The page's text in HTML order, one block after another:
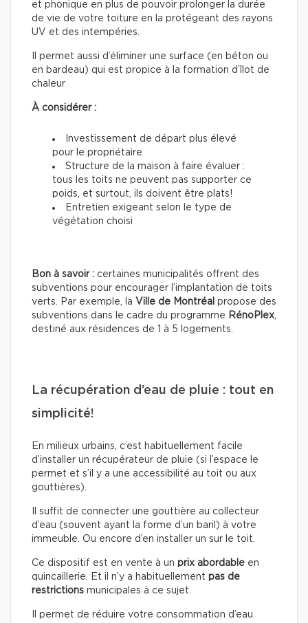
et phonique en plus de pouvoir prolonger la durée
de vie de votre toiture en la protégeant des rayons
UV et des intempéries.
Il permet aussi d’éliminer une surface (en béton ou
en bardeau) qui est propice à la formation d’îlot de
chaleur
À considérer :
Investissement de départ plus élevé
pour le propriétaire
Structure de la maison à faire évaluer :
tous les toits ne peuvent pas supporter ce
poids, et surtout, ils doivent être plats!
Entretien exigeant selon le type de
végétation choisi
Bon à savoir : certaines municipalités offrent des
subventions pour encourager l’implantation de toits
verts. Par exemple, la Ville de Montréal propose des
subventions dans le cadre du programme RénoPlex,
destiné aux résidences de 1 à 5 logements.
La récupération d’eau de pluie : tout en
simplicité!
En milieux urbains, c’est habituellement facile
d’installer un récupérateur de pluie (si l’espace le
permet et s’il y a une accessibilité au toit ou aux
gouttières).
Il suffit de connecter une gouttière au collecteur
d’eau (souvent ayant la forme d’un baril) à votre
immeuble. Ou encore d’en installer un sur le toit.
Ce dispositif est en vente à un prix abordable en
quincaillerie. Et il n’y a habituellement pas de
restrictions municipales à ce sujet.
Il permet de réduire votre consommation d’eau